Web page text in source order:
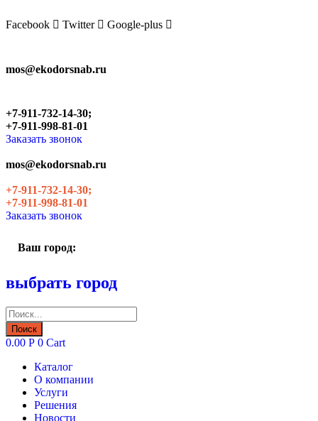
to
Facebook Twitter Google-plus
mos@ekodorsnab.ru
+7-911-732-14-30;
+7-911-998-81-01
Заказать звонок
mos@ekodorsnab.ru
+7-911-732-14-30;
+7-911-998-81-01
Заказать звонок
Ваш город:
выбрать город
Поиск
товаров
Поиск
0.00 Р 0 Cart
Каталог
О компании
Услуги
Решения
Новости